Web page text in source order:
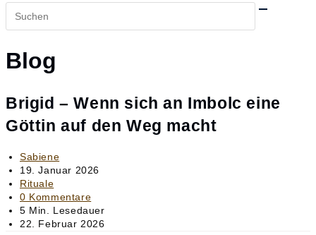
Website
durchsuchen
Blog
Brigid – Wenn sich an Imbolc eine
Göttin auf den Weg macht
Beitrags-
Autor:
Sabiene
Beitrag
veröffentlicht:
19. Januar 2026
Beitrags-
Kategorie:
Rituale
Beitrags-
Kommentare:
0 Kommentare
Lesedauer:
5 Min. Lesedauer
Beitrag
22. Februar 2026